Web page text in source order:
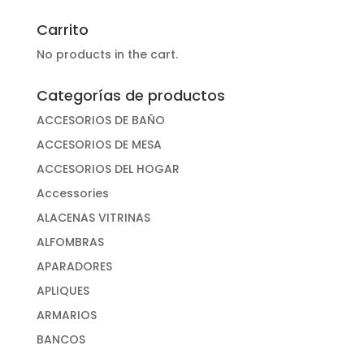
Carrito
No products in the cart.
Categorías de productos
ACCESORIOS DE BAÑO
ACCESORIOS DE MESA
ACCESORIOS DEL HOGAR
Accessories
ALACENAS VITRINAS
ALFOMBRAS
APARADORES
APLIQUES
ARMARIOS
BANCOS